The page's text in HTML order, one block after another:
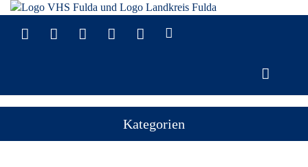
Kategorien